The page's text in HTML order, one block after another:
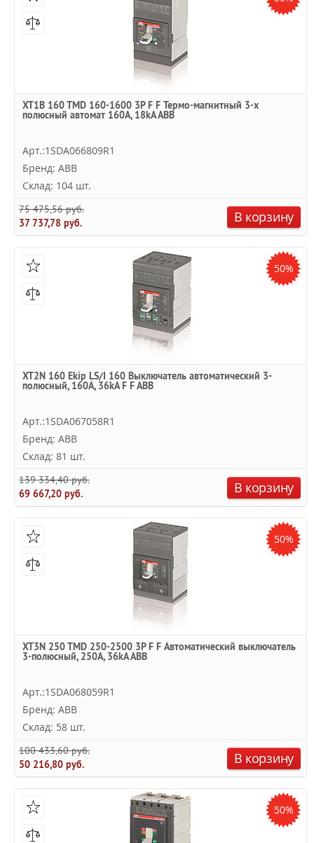
XT1B 160 TMD 160-1600 3P F F Термо-магнитный 3-х
полюсный автомат 160А, 18kA ABB
Арт.:1SDA066809R1
Бренд: ABB
Склад: 104 шт.
75 475,56 руб.
37 737,78 руб.
В корзину
50%
XT2N 160 Ekip LS/I 160 Выключатель автоматический 3-
полюсный, 160А, 36kA F F ABB
Арт.:1SDA067058R1
Бренд: ABB
Склад: 81 шт.
139 334,40 руб.
69 667,20 руб.
В корзину
50%
XT3N 250 TMD 250-2500 3P F F Автоматический выключатель
3-полюсный, 250А, 36kA ABB
Арт.:1SDA068059R1
Бренд: ABB
Склад: 58 шт.
100 433,60 руб.
50 216,80 руб.
В корзину
50%